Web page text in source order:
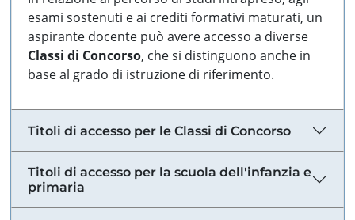
esami sostenuti e ai crediti formativi maturati, un
aspirante docente può avere accesso a diverse
Classi di Concorso, che si distinguono anche in
base al grado di istruzione di riferimento.
Titoli di accesso per le Classi di Concorso
Titoli di accesso per la scuola dell'infanzia e
primaria